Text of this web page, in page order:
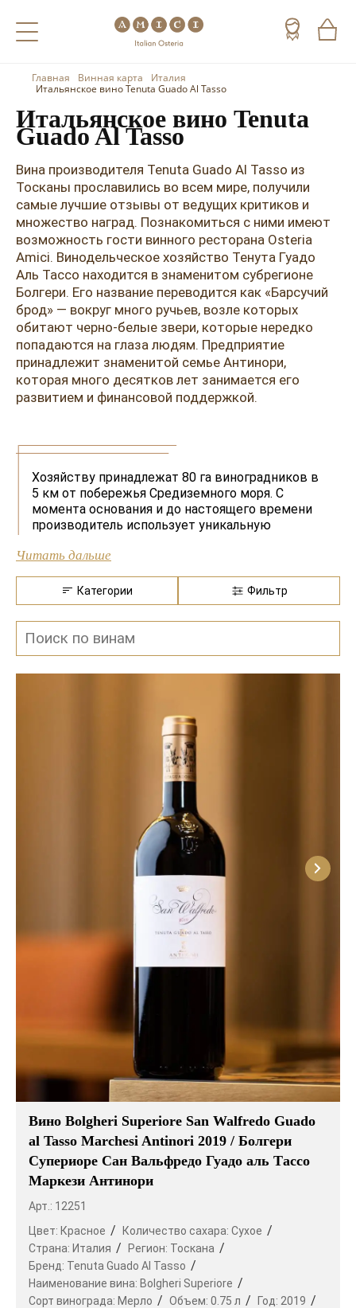
Назад
Холодные напитки
Кофе
Назад
Вино
Игристое вино
Портвейн
Херес
Красные вина
Белые вина
Розовые вина
Итальянские вина
Испанские вина
Назад
Виски
Арманьяк
Текила
Мескаль
Кальвадос
Джин
Ром
Граппа
Саке
Пиво
Главная Винная карта
Италия
Итальянское вино Tenuta Guado Al Tasso
Итальянское вино Tenuta
Guado Al Tasso
Вина производителя Tenuta Guado Al Tasso из
Тосканы прославились во всем мире, получили
самые лучшие отзывы от ведущих критиков и
множество наград. Познакомиться с ними имеют
возможность гости винного ресторана Osteria
Amici. Винодельческое хозяйство Тенута Гуадо
Аль Тассо находится в знаменитом субрегионе
Болгери. Его название переводится как «Барсучий
брод» — вокруг много ручьев, возле которых
обитают черно-белые звери, которые нередко
попадаются на глаза людям. Предприятие
принадлежит знаменитой семье Антинори,
которая много десятков лет занимается его
развитием и финансовой поддержкой.
Хозяйству принадлежат 80 га виноградников в
5 км от побережья Средиземного моря. С
момента основания и до настоящего времени
производитель использует уникальную
Свои вина он создает из ассамбляжа сортов
Каберне Фран, Каберне Совиньон, Мерло и Сира,
однако смешивание осуществляется не в
конце, как обычно, и не перед началом
брожения, а в процессе. Период для каждого
вина определяется в индивидуальном порядке.
Винодел учитывает множество параметров,
красные вина Tenuta Guado Al Tasso, которые
обладают полнотелым, объемным, гладким
вкусом с многогранной палитрой, в которой
переплетены оттенки кофе, чернослива,
красных ягод, табака, восточных специй и
древесины. Белые вариации создаются
традиционным способом из сорта Верментино
и являются моносепажными винтажами. Также
в линейке представлены розовые вина с
изысканным и тонким букетом.
Читать дальше
Категории Фильтр
Вино Bolgheri Superiore San Walfredo Guado
al Tasso Marchesi Antinori 2019 / Болгери
Супериоре Сан Вальфредо Гуадо аль Тассо
Маркези Антинори
Арт.: 12251
Цвет: Красное Количество сахара: Сухое
Страна: Италия Регион: Тоскана
Бренд: Tenuta Guado Al Tasso
Наименование вина: Bolgheri Superiore
Сорт винограда: Мерло Объем: 0.75 л Год: 2019